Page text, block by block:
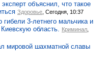
объяснил, что такое
Здоровье , Сегодня, 10:37
3-летнего мальчика и
область.
Криминал
мировой шахматной славы